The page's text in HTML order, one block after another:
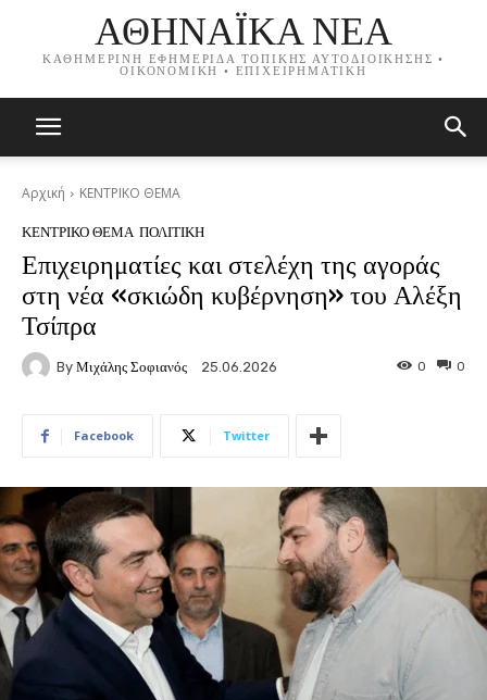
ΑΘΗΝΑΪΚΑ ΝΕΑ
ΚΑΘΗΜΕΡΙΝΗ ΕΦΗΜΕΡΙΔΑ ΤΟΠΙΚΗΣ ΑΥΤΟΔΙΟΙΚΗΣΗΣ •
ΟΙΚΟΝΟΜΙΚΗ • ΕΠΙΧΕΙΡΗΜΑΤΙΚΗ
Αρχική ΚΕΝΤΡΙΚΟ ΘΕΜΑ
ΚΕΝΤΡΙΚΟ ΘΕΜΑ ΠΟΛΙΤΙΚΗ
Επιχειρηματίες και στελέχη της αγοράς
στη νέα «σκιώδη κυβέρνηση» του Αλέξη
Τσίπρα
By Μιχάλης Σοφιανός 25.06.2026 0
0
Facebook Twitter